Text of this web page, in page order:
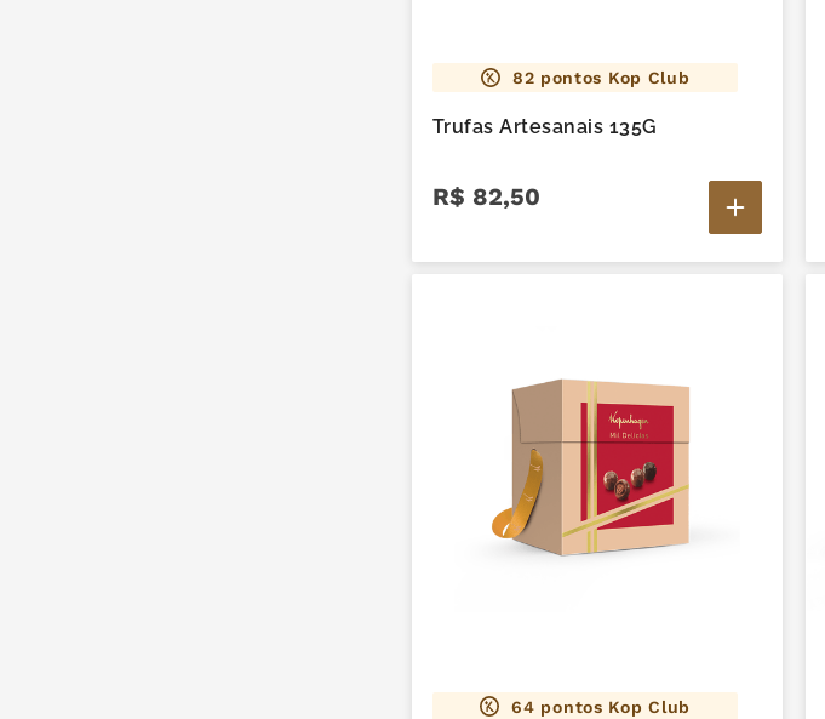
82 pontos Kop Club
Trufas Artesanais 135G
R$ 82,50
64 pontos Kop Club